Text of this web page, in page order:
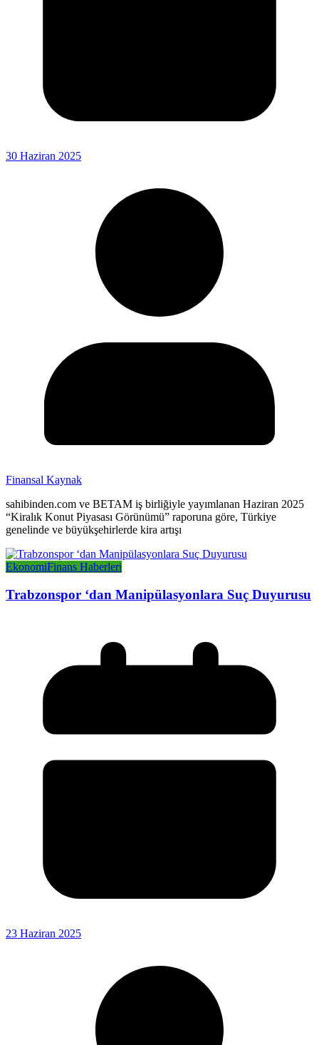
30 Haziran 2025
Finansal Kaynak
sahibinden.com ve BETAM iş birliğiyle yayımlanan Haziran 2025
“Kiralık Konut Piyasası Görünümü” raporuna göre, Türkiye
genelinde ve büyükşehirlerde kira artışı
EkonomiFinans Haberleri
Trabzonspor ‘dan Manipülasyonlara Suç Duyurusu
23 Haziran 2025